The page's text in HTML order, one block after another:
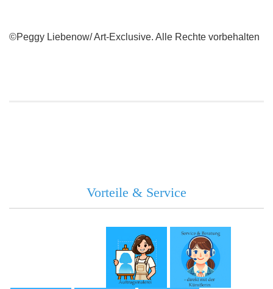
©Peggy Liebenow/ Art-Exclusive. Alle Rechte vorbehalten
Vorteile & Service